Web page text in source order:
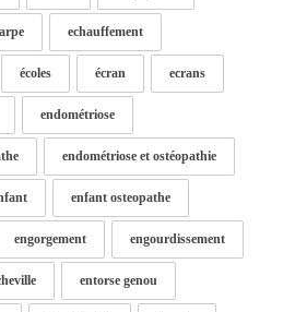
echauffement
écoles écran ecrans
endométriose
endométriose et ostéopathie
enfant osteopathe
engorgement engourdissement
entorse genou